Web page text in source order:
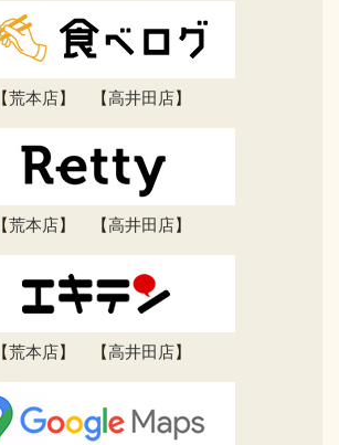
【荒本店】 【高井田店】
【荒本店】 【高井田店】
【荒本店】 【高井田店】